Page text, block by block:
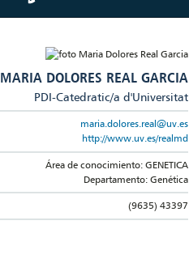
MARIA DOLORES REAL GARCIA
PDI-Catedratic/a d'Universitat
maria.dolores.real@uv.es
http://www.uv.es/realmd
Área de conocimiento: GENETICA
Departamento: Genética
(9635) 43397